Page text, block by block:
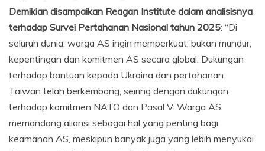
Demikian disampaikan Reagan Institute dalam analisisnya
terhadap Survei Pertahanan Nasional tahun 2025: “Di
seluruh dunia, warga AS ingin memperkuat, bukan mundur,
kepentingan dan komitmen AS secara global. Dukungan
terhadap bantuan kepada Ukraina dan pertahanan
Taiwan telah berkembang, seiring dengan dukungan
terhadap komitmen NATO dan Pasal V. Warga AS
memandang aliansi sebagai hal yang penting bagi
keamanan AS, meskipun banyak juga yang lebih menyukai